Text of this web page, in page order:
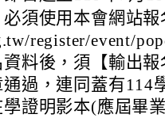
須使用本會網站
register/event/
料後，須【輸出
過，連同蓋有114
證明影本(應屆畢